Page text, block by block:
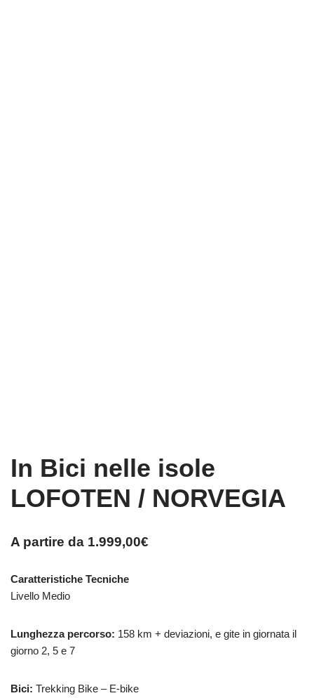
In Bici nelle isole
LOFOTEN / NORVEGIA
A partire da 1.999,00€
Caratteristiche Tecniche
Livello Medio
Lunghezza percorso: 158 km + deviazioni, e gite in giornata il
giorno 2, 5 e 7
Bici: Trekking Bike – E-bike